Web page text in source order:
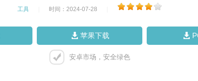
工具 时间：2024-07-28
苹果下载
安卓市场，安全绿色